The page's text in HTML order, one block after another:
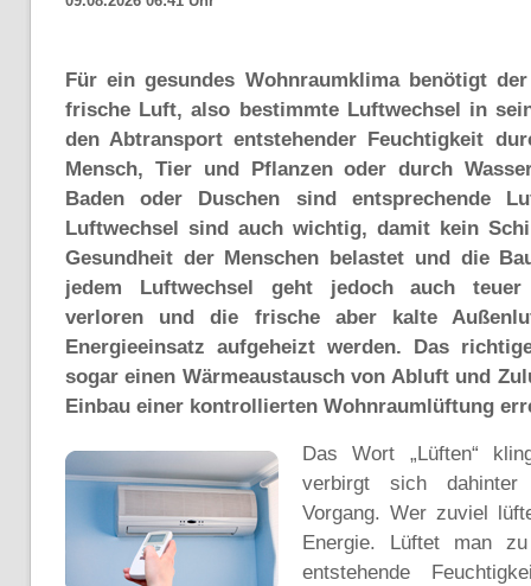
Für ein gesundes Wohnraumklima benötigt
frische Luft, also bestimmte Luftwechsel in
den Abtransport entstehender Feuchtigkeit
Mensch, Tier und Pflanzen oder durch
Baden oder Duschen sind entsprechende
Luftwechsel sind auch wichtig, damit kein
Gesundheit der Menschen belastet und die
jedem Luftwechsel geht jedoch auch teuer
verloren und die frische aber kalte
Energieeinsatz aufgeheizt werden. Das
sogar einen Wärmeaustausch von Abluft und
Einbau einer kontrollierten Wohnraumlüftung
Das Wort „Lüften“
verbirgt sich
Vorgang. Wer zuviel
Energie. Lüftet man
entstehende